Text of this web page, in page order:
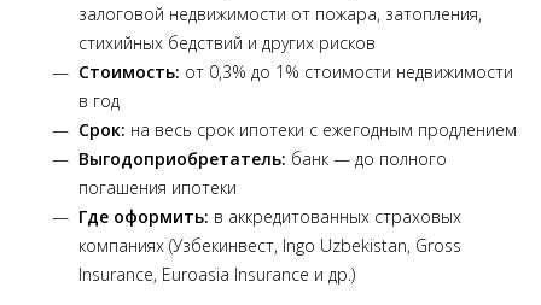
залоговой недвижимости от пожара, затопления,
стихийных бедствий и других рисков
Стоимость: от 0,3% до 1% стоимости недвижимости
в год
Срок: на весь срок ипотеки с ежегодным продлением
Выгодоприобретатель: банк — до полного
погашения ипотеки
Где оформить: в аккредитованных страховых
компаниях (Узбекинвест, Ingo Uzbekistan, Gross
Insurance, Euroasia Insurance и др.)